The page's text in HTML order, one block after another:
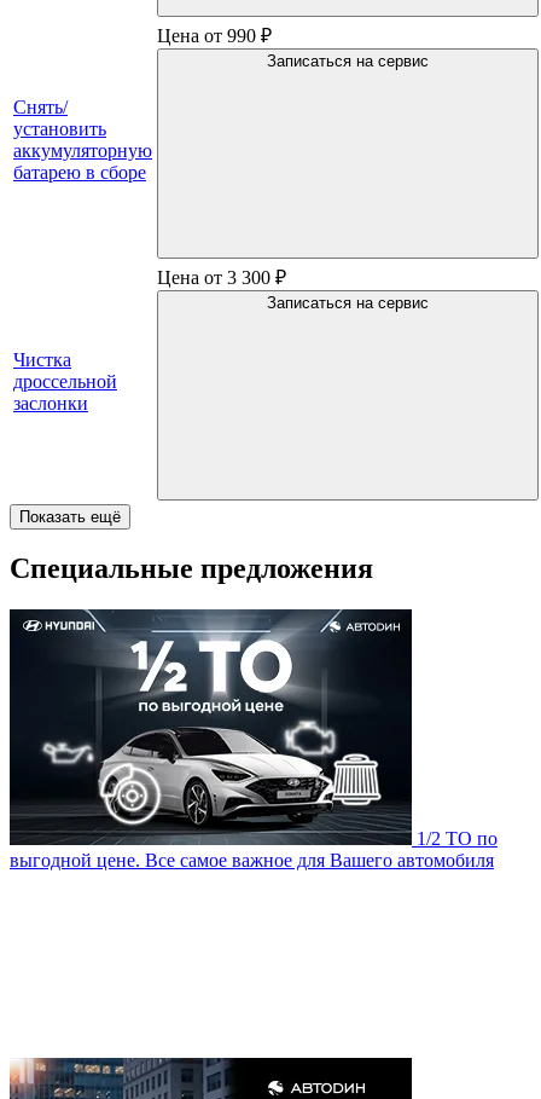
Снять/
установить
аккумуляторную
батарею в сборе
Цена от 990 ₽
Записаться на сервис
Чистка
дроссельной
заслонки
Цена от 3 300 ₽
Записаться на сервис
Показать ещё
Специальные предложения
1/2 ТО по
выгодной цене. Все самое важное для Вашего автомобиля